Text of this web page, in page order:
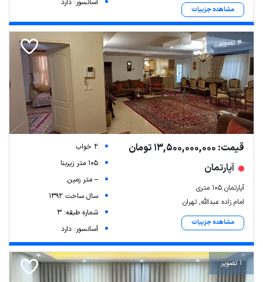
مشاهده جزییات
4 تصویر
قیمت: 13,500,000,000 تومان
آپارتمان
آپارتمان ۱۰۵ متری
امام زاده عبدالله, تهران
مشاهده جزییات
2 خواب
105 متر زیربنا
-- متر زمین
سال ساخت 1392
شماره طبقه: 3
آسانسور: دارد
1 تصویر